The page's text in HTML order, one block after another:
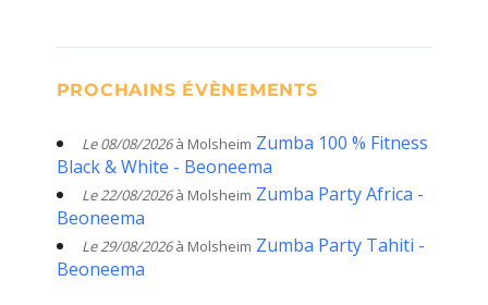
PROCHAINS ÉVÈNEMENTS
Le 08/08/2026à Molsheim Zumba 100 % Fitness
Black & White - Beoneema
Le 22/08/2026à Molsheim Zumba Party Africa -
Beoneema
Le 29/08/2026à Molsheim Zumba Party Tahiti -
Beoneema